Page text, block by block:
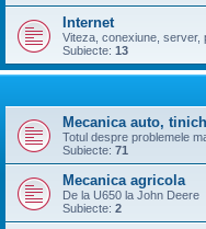
Internet
Viteza, conexiune, server,
Subiecte: 13
Mecanica auto,
Totul despre problemele
Subiecte: 71
Mecanica agricola
De la U650 la John Deere
Subiecte: 2